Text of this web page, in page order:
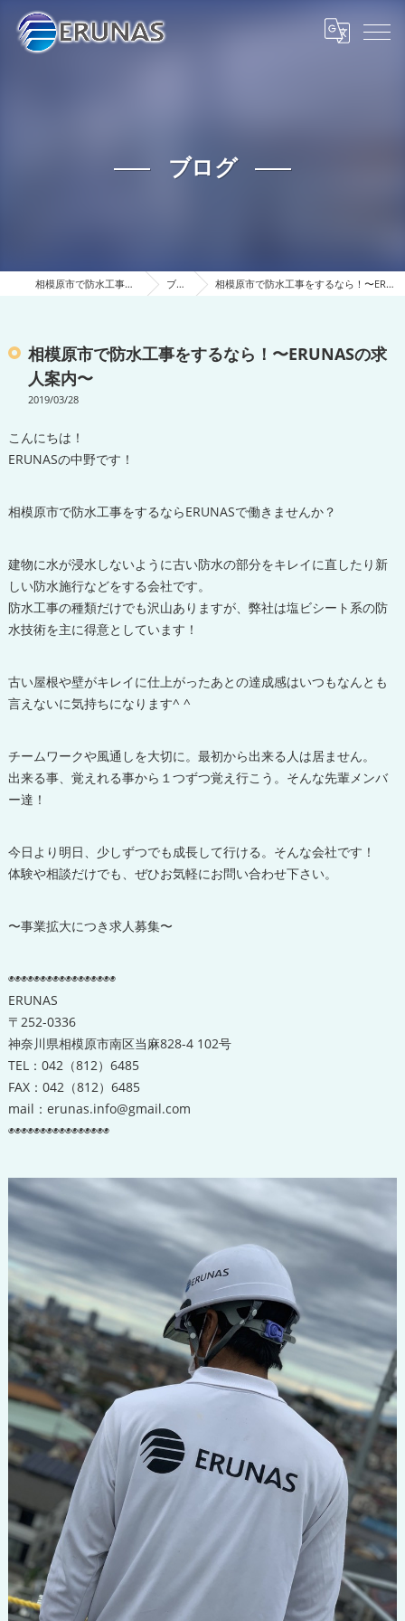
ブログ
相模原市で防水工事ならERUNAS ブログ 相模原市で防水工事をするなら！〜ERUNASの求人案内〜
相模原市で防水工事をするなら！〜ERUNASの求
人案内〜
2019/03/28
こんにちは！
ERUNASの中野です！
相模原市で防水工事をするならERUNASで働きませんか？
建物に水が浸水しないように古い防水の部分をキレイに直したり新
しい防水施行などをする会社です。
防水工事の種類だけでも沢山ありますが、弊社は塩ビシート系の防
水技術を主に得意としています！
古い屋根や壁がキレイに仕上がったあとの達成感はいつもなんとも
言えないに気持ちになります^ ^
チームワークや風通しを大切に。最初から出来る人は居ません。
出来る事、覚えれる事から１つずつ覚え行こう。そんな先輩メンバ
ー達！
今日より明日、少しずつでも成長して行ける。そんな会社です！
体験や相談だけでも、ぜひお気軽にお問い合わせ下さい。
〜事業拡大につき求人募集〜
◉◉◉◉◉◉◉◉◉◉◉◉◉◉◉◉◉
ERUNAS
〒252-0336
神奈川県相模原市南区当麻828-4 102号
TEL：042（812）6485
FAX：042（812）6485
mail：erunas.info@gmail.com
◉◉◉◉◉◉◉◉◉◉◉◉◉◉◉◉